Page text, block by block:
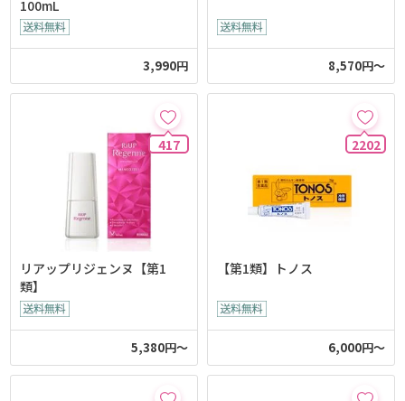
100mL
3,990円 8,570円～
417
リアップリジェンヌ【第1
類】
5,380円～
2202
【第1類】トノス
6,000円～